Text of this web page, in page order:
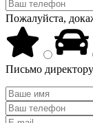
Пожалуйста,
Письмо директору